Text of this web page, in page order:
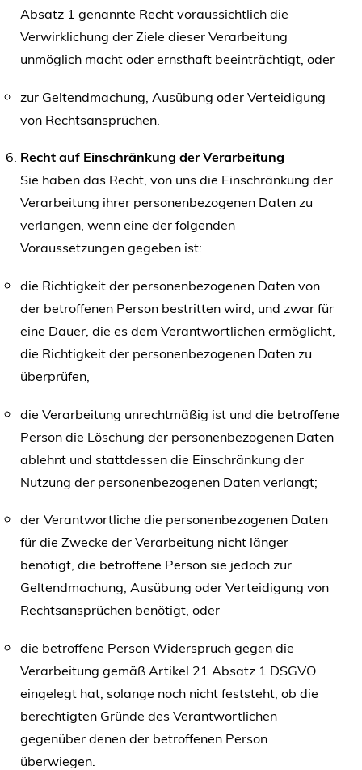
Absatz 1 genannte Recht voraussichtlich die
Verwirklichung der Ziele dieser Verarbeitung
unmöglich macht oder ernsthaft beeinträchtigt, oder
zur Geltendmachung, Ausübung oder Verteidigung
von Rechtsansprüchen.
Recht auf Einschränkung der Verarbeitung
Sie haben das Recht, von uns die Einschränkung der
Verarbeitung ihrer personenbezogenen Daten zu
verlangen, wenn eine der folgenden
Voraussetzungen gegeben ist:
die Richtigkeit der personenbezogenen Daten von
der betroffenen Person bestritten wird, und zwar für
eine Dauer, die es dem Verantwortlichen ermöglicht,
die Richtigkeit der personenbezogenen Daten zu
überprüfen,
die Verarbeitung unrechtmäßig ist und die betroffene
Person die Löschung der personenbezogenen Daten
ablehnt und stattdessen die Einschränkung der
Nutzung der personenbezogenen Daten verlangt;
der Verantwortliche die personenbezogenen Daten
für die Zwecke der Verarbeitung nicht länger
benötigt, die betroffene Person sie jedoch zur
Geltendmachung, Ausübung oder Verteidigung von
Rechtsansprüchen benötigt, oder
die betroffene Person Widerspruch gegen die
Verarbeitung gemäß Artikel 21 Absatz 1 DSGVO
eingelegt hat, solange noch nicht feststeht, ob die
berechtigten Gründe des Verantwortlichen
gegenüber denen der betroffenen Person
überwiegen.